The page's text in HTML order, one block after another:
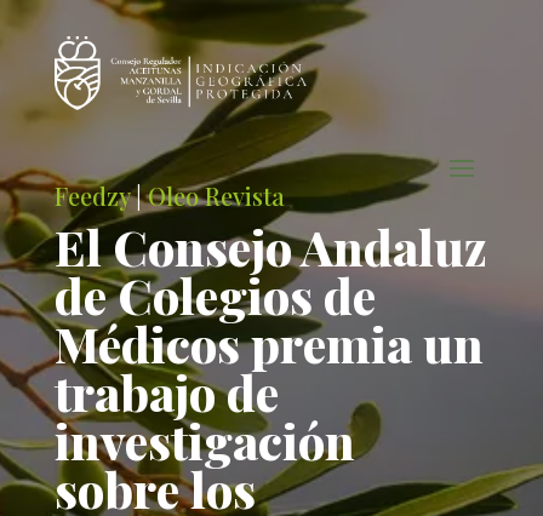
Feedzy|Oleo Revista
El Consejo Andaluz
de Colegios de
Médicos premia un
trabajo de
investigación
sobre los